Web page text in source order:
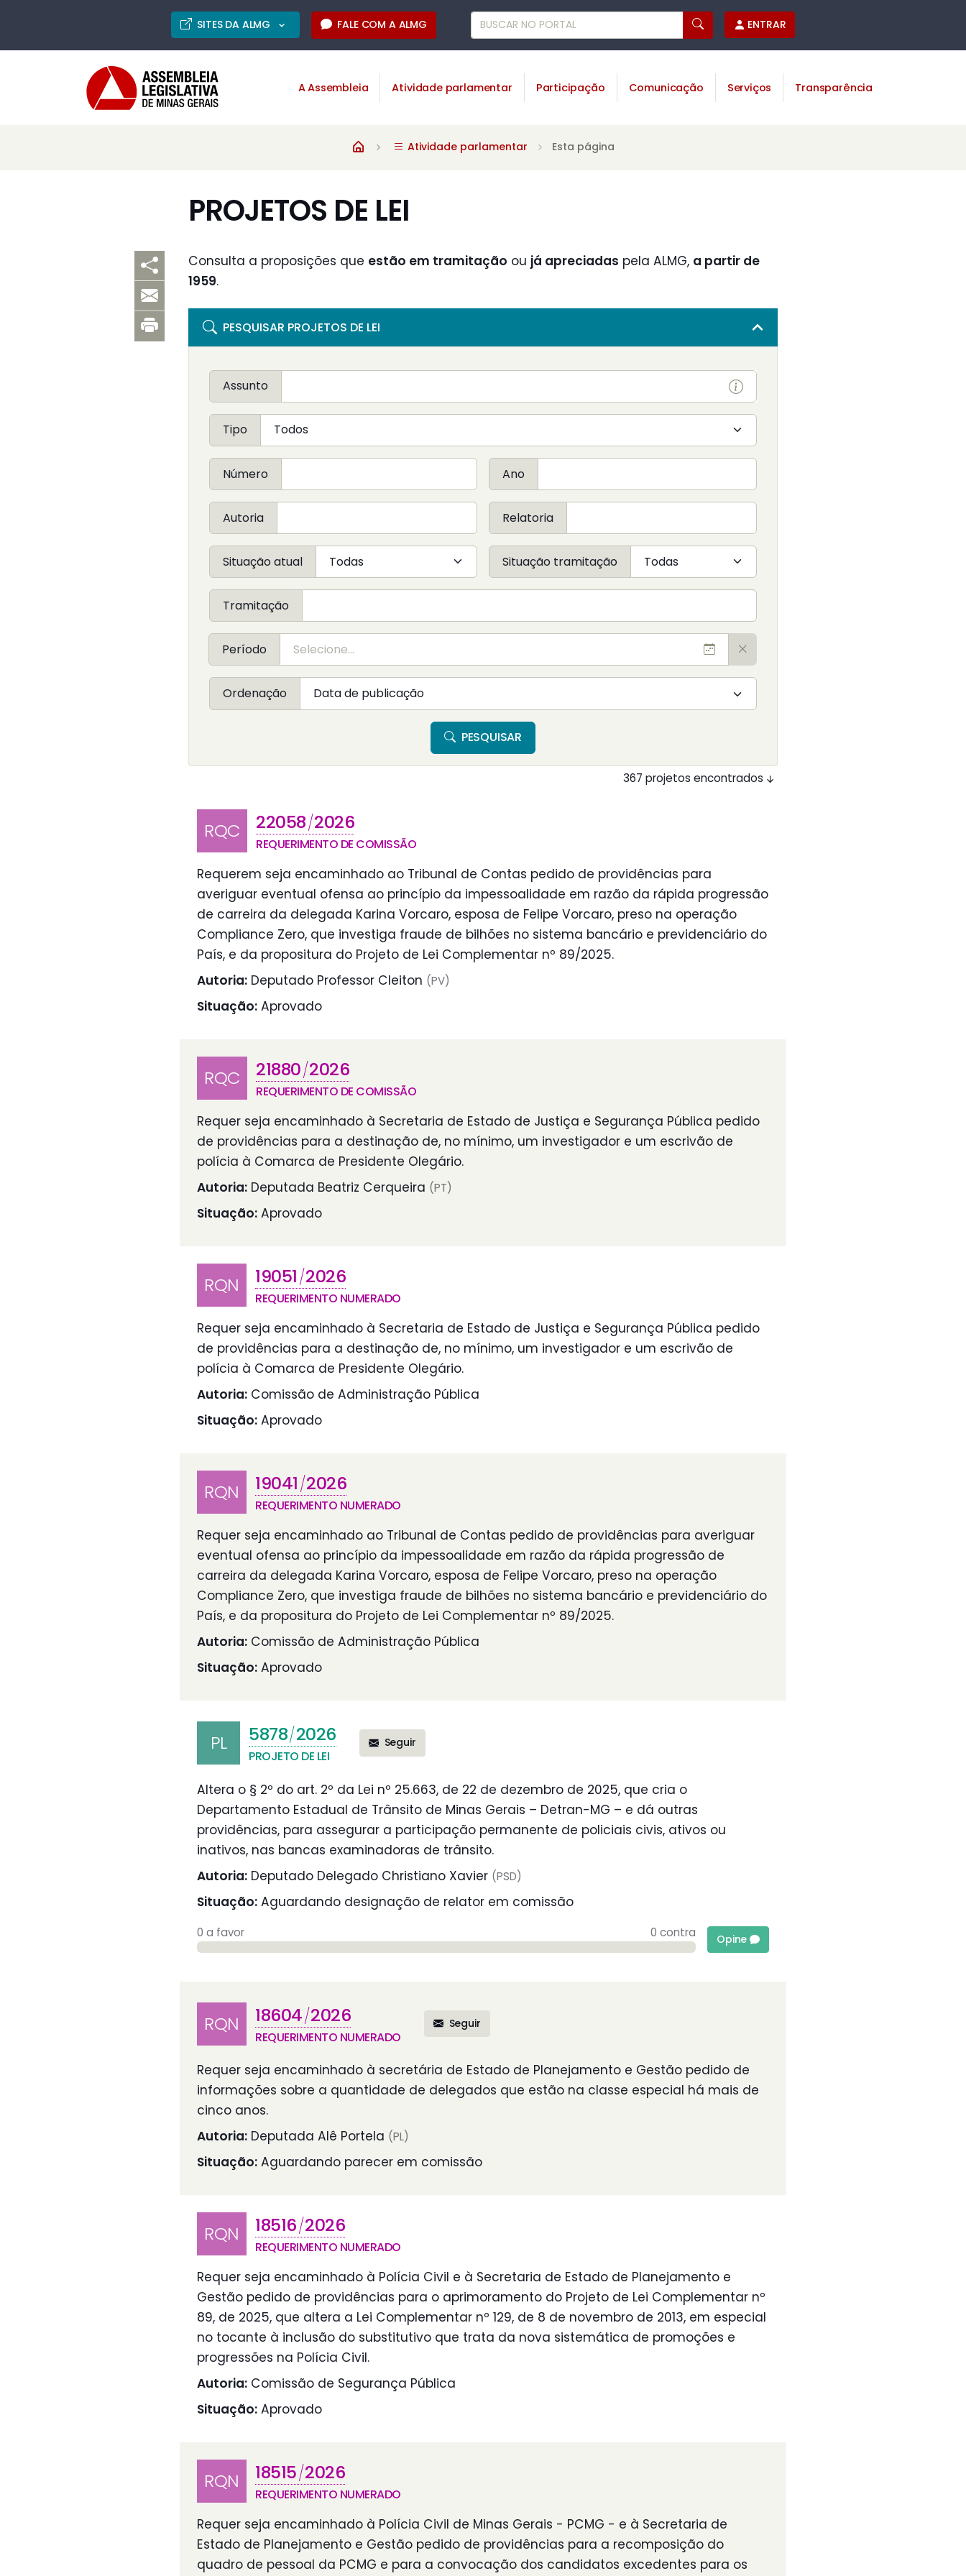
SITES DA ALMG FALE COM A ALMG ENTRAR
A Assembleia Atividade parlamentar Participação Comunicação Serviços Transparência
Atividade parlamentar Esta página
PROJETOS DE LEI
Consulta a proposições que estão em tramitação ou já apreciadas pela ALMG, a partir de
1959.
PESQUISAR PROJETOS DE LEI
Assunto
Tipo
Número Ano
Autoria Relatoria
Situação atual Situação tramitação
Tramitação
Período
Ordenação
PESQUISAR
367 projetos encontrados
RQC 22058/2026
REQUERIMENTO DE COMISSÃO
Requerem seja encaminhado ao Tribunal de Contas pedido de providências para
averiguar eventual ofensa ao princípio da impessoalidade em razão da rápida progressão
de carreira da delegada Karina Vorcaro, esposa de Felipe Vorcaro, preso na operação
Compliance Zero, que investiga fraude de bilhões no sistema bancário e previdenciário do
País, e da propositura do Projeto de Lei Complementar nº 89/2025.
Autoria: Deputado Professor Cleiton (PV)
Situação: Aprovado
RQC 21880/2026
REQUERIMENTO DE COMISSÃO
Requer seja encaminhado à Secretaria de Estado de Justiça e Segurança Pública pedido
de providências para a destinação de, no mínimo, um investigador e um escrivão de
polícia à Comarca de Presidente Olegário.
Autoria: Deputada Beatriz Cerqueira (PT)
Situação: Aprovado
RQN 19051/2026
REQUERIMENTO NUMERADO
Requer seja encaminhado à Secretaria de Estado de Justiça e Segurança Pública pedido
de providências para a destinação de, no mínimo, um investigador e um escrivão de
polícia à Comarca de Presidente Olegário.
Autoria: Comissão de Administração Pública
Situação: Aprovado
RQN 19041/2026
REQUERIMENTO NUMERADO
Requer seja encaminhado ao Tribunal de Contas pedido de providências para averiguar
eventual ofensa ao princípio da impessoalidade em razão da rápida progressão de
carreira da delegada Karina Vorcaro, esposa de Felipe Vorcaro, preso na operação
Compliance Zero, que investiga fraude de bilhões no sistema bancário e previdenciário do
País, e da propositura do Projeto de Lei Complementar nº 89/2025.
Autoria: Comissão de Administração Pública
Situação: Aprovado
PL 5878/2026
PROJETO DE LEI
Seguir
Altera o § 2º do art. 2º da Lei nº 25.663, de 22 de dezembro de 2025, que cria o
Departamento Estadual de Trânsito de Minas Gerais – Detran-MG – e dá outras
providências, para assegurar a participação permanente de policiais civis, ativos ou
inativos, nas bancas examinadoras de trânsito.
Autoria: Deputado Delegado Christiano Xavier (PSD)
Situação: Aguardando designação de relator em comissão
0 a favor 0 contra Opine
RQN 18604/2026
REQUERIMENTO NUMERADO
Seguir
Requer seja encaminhado à secretária de Estado de Planejamento e Gestão pedido de
informações sobre a quantidade de delegados que estão na classe especial há mais de
cinco anos.
Autoria: Deputada Alê Portela (PL)
Situação: Aguardando parecer em comissão
RQN 18516/2026
REQUERIMENTO NUMERADO
Requer seja encaminhado à Polícia Civil e à Secretaria de Estado de Planejamento e
Gestão pedido de providências para o aprimoramento do Projeto de Lei Complementar nº
89, de 2025, que altera a Lei Complementar nº 129, de 8 de novembro de 2013, em especial
no tocante à inclusão do substitutivo que trata da nova sistemática de promoções e
progressões na Polícia Civil.
Autoria: Comissão de Segurança Pública
Situação: Aprovado
RQN 18515/2026
REQUERIMENTO NUMERADO
Requer seja encaminhado à Polícia Civil de Minas Gerais - PCMG - e à Secretaria de
Estado de Planejamento e Gestão pedido de providências para a recomposição do
quadro de pessoal da PCMG e para a convocação dos candidatos excedentes para os